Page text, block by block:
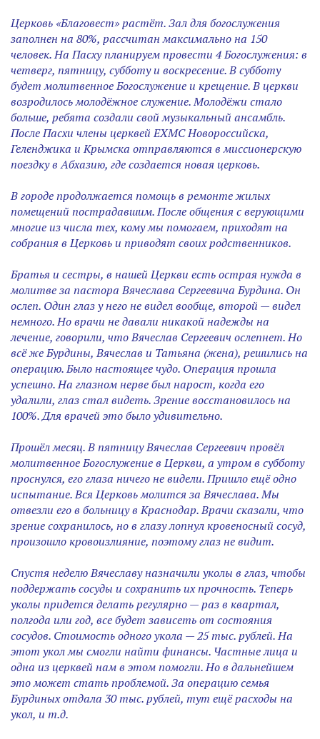
Церковь «Благовест» растёт. Зал для богослужения
заполнен на 80%, рассчитан максимально на 150
человек. На Пасху планируем провести 4 Богослужения: в
четверг, пятницу, субботу и воскресение. В субботу
будет молитвенное Богослужение и крещение. В церкви
возродилось молодёжное служение. Молодёжи стало
больше, ребята создали свой музыкальный ансамбль.
После Пасхи члены церквей ЕХМС Новороссийска,
Геленджика и Крымска отправляются в миссионерскую
поездку в Абхазию, где создается новая церковь.
В городе продолжается помощь в ремонте жилых
помещений пострадавшим. После общения с верующими
многие из числа тех, кому мы помогаем, приходят на
собрания в Церковь и приводят своих родственников.
Братья и сестры, в нашей Церкви есть острая нужда в
молитве за пастора Вячеслава Сергеевича Бурдина. Он
ослеп. Один глаз у него не видел вообще, второй — видел
немного. Но врачи не давали никакой надежды на
лечение, говорили, что Вячеслав Сергеевич ослепнет. Но
всё же Бурдины, Вячеслав и Татьяна (жена), решились на
операцию. Было настоящее чудо. Операция прошла
успешно. На глазном нерве был нарост, когда его
удалили, глаз стал видеть. Зрение восстановилось на
100%. Для врачей это было удивительно.
Прошёл месяц. В пятницу Вячеслав Сергеевич провёл
молитвенное Богослужение в Церкви, а утром в субботу
проснулся, его глаза ничего не видели. Пришло ещё одно
испытание. Вся Церковь молится за Вячеслава. Мы
отвезли его в больницу в Краснодар. Врачи сказали, что
зрение сохранилось, но в глазу лопнул кровеносный сосуд,
произошло кровоизлияние, поэтому глаз не видит.
Спустя неделю Вячеславу назначили уколы в глаз, чтобы
поддержать сосуды и сохранить их прочность. Теперь
уколы придется делать регулярно — раз в квартал,
полгода или год, все будет зависеть от состояния
сосудов. Стоимость одного укола — 25 тыс. рублей. На
этот укол мы смогли найти финансы. Частные лица и
одна из церквей нам в этом помогли. Но в дальнейшем
это может стать проблемой. За операцию семья
Бурдиных отдала 30 тыс. рублей, тут ещё расходы на
укол, и т.д.